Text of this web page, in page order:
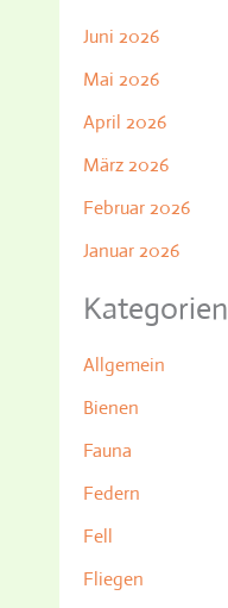
Juni 2026
Mai 2026
April 2026
März 2026
Februar 2026
Januar 2026
Kategorien
Allgemein
Bienen
Fauna
Federn
Fell
Fliegen